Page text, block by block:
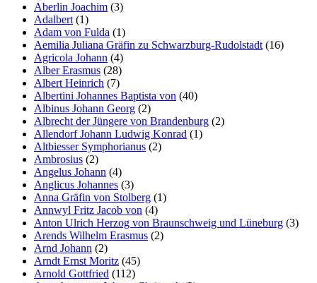
Aberlin Joachim (3)
Adalbert (1)
Adam von Fulda (1)
Aemilia Juliana Gräfin zu Schwarzburg-Rudolstadt (16)
Agricola Johann (4)
Alber Erasmus (28)
Albert Heinrich (7)
Albertini Johannes Baptista von (40)
Albinus Johann Georg (2)
Albrecht der Jüngere von Brandenburg (2)
Allendorf Johann Ludwig Konrad (1)
Altbiesser Symphorianus (2)
Ambrosius (2)
Angelus Johann (4)
Anglicus Johannes (3)
Anna Gräfin von Stolberg (1)
Annwyl Fritz Jacob von (4)
Anton Ulrich Herzog von Braunschweig und Lüneburg (3)
Arends Wilhelm Erasmus (2)
Arnd Johann (2)
Arndt Ernst Moritz (45)
Arnold Gottfried (112)